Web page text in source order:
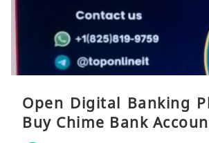
Open Digital Banking
Buy Chime Bank